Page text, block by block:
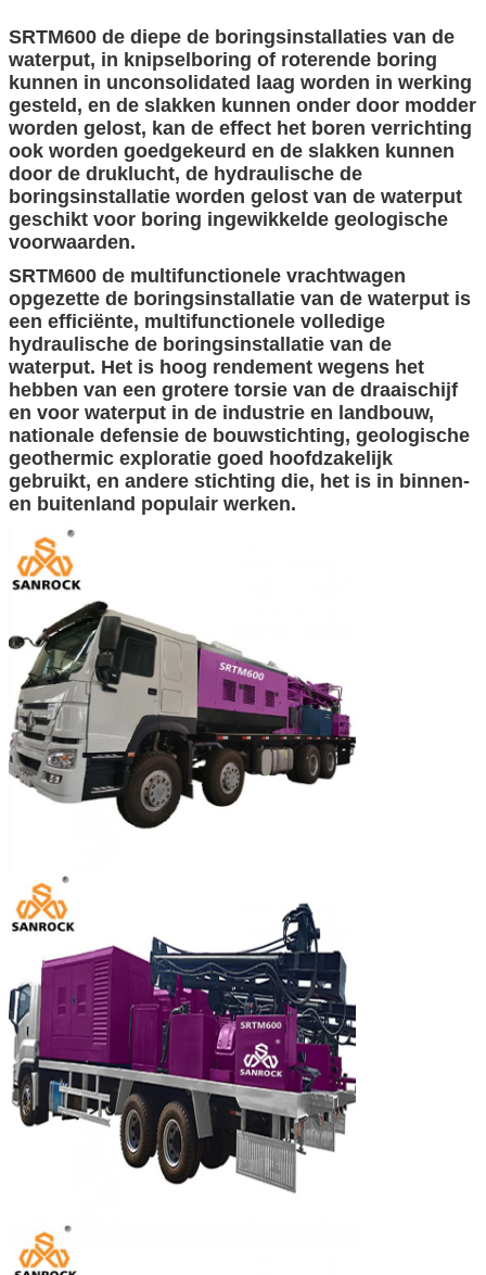
SRTM600 de diepe de boringsinstallaties van de
waterput, in knipselboring of roterende boring
kunnen in unconsolidated laag worden in werking
gesteld, en de slakken kunnen onder door modder
worden gelost, kan de effect het boren verrichting
ook worden goedgekeurd en de slakken kunnen
door de druklucht, de hydraulische de
boringsinstallatie worden gelost van de waterput
geschikt voor boring ingewikkelde geologische
voorwaarden.
SRTM600 de multifunctionele vrachtwagen
opgezette de boringsinstallatie van de waterput is
een efficiënte, multifunctionele volledige
hydraulische de boringsinstallatie van de
waterput. Het is hoog rendement wegens het
hebben van een grotere torsie van de draaischijf
en voor waterput in de industrie en landbouw,
nationale defensie de bouwstichting, geologische
geothermic exploratie goed hoofdzakelijk
gebruikt, en andere stichting die, het is in binnen-
en buitenland populair werken.